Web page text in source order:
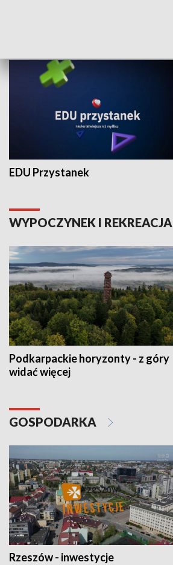
EDU Przystanek
WYPOCZYNEK I REKREACJA
Podkarpackie horyzonty - z góry
widać więcej
GOSPODARKA
Rzeszów - inwestycje